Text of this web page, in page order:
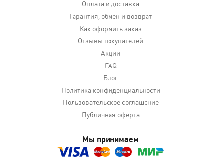
Оплата и доставка
Гарантия, обмен и возврат
Как оформить заказ
Отзывы покупателей
Акции
FAQ
Блог
Политика конфиденциальности
Пользовательское соглашение
Публичная оферта
Мы принимаем